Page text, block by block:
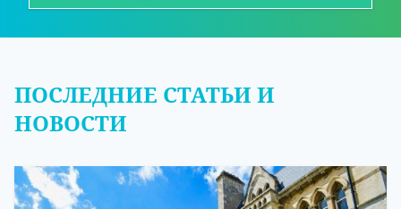
ПОСЛЕДНИЕ СТАТЬИ И
НОВОСТИ